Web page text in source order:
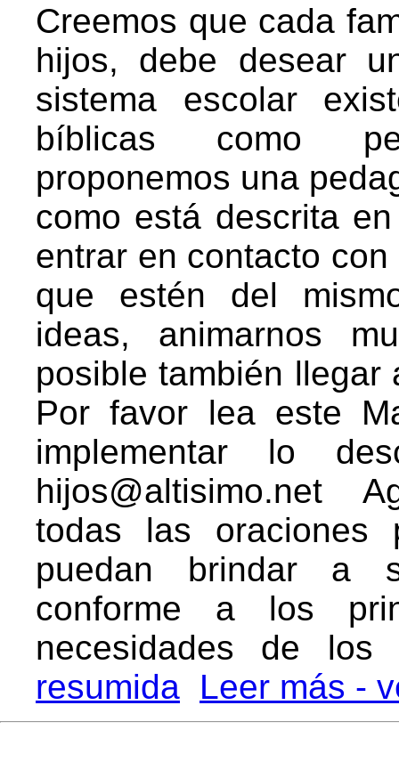
Creemos que cada
hijos, debe desear
sistema escolar
bíblicas como
proponemos una
como está descrita
entrar en contacto
que estén del
ideas, animarnos
posible también llegar
Por favor lea este
implementar lo
hijos@altisimo.net
todas las oraciones
puedan brindar a
conforme a los
necesidades de los
resumida Leer más -